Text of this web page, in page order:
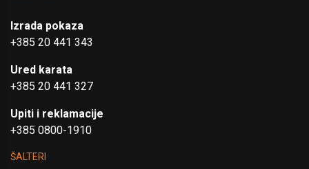
Izrada pokaza
+385 20 441 343
Ured karata
+385 20 441 327
Upiti i reklamacije
+385 0800-1910
ŠALTERI